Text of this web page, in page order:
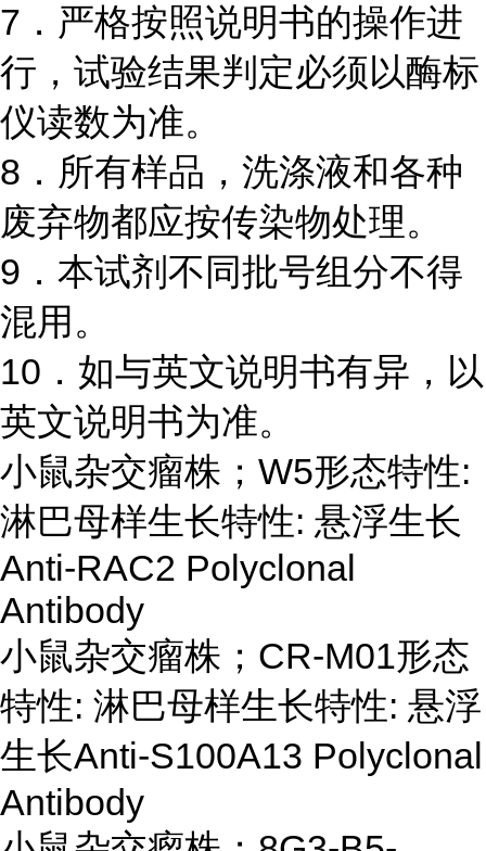
7．严格按照说明书的操作进
行，试验结果判定必须以酶标
仪读数为准。
8．所有样品，洗涤液和各种
废弃物都应按传染物处理。
9．本试剂不同批号组分不得
混用。
10．如与英文说明书有异，以
英文说明书为准。
小鼠杂交瘤株； W5形态特性:
淋巴母样生长特性: 悬浮生长
Anti-RAC2 Polyclonal
Antibody
小鼠杂交瘤株； CR-M01形态
特性: 淋巴母样生长特性: 悬浮
生长Anti-S100A13 Polyclonal
Antibody